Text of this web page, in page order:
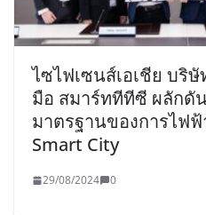
ไซไฟเซนส์เอเชีย บริ
มือ สมาร์ททีทีซี ผลักดั
มาตรฐานของการไฟ
Smart City
29/08/2024 0